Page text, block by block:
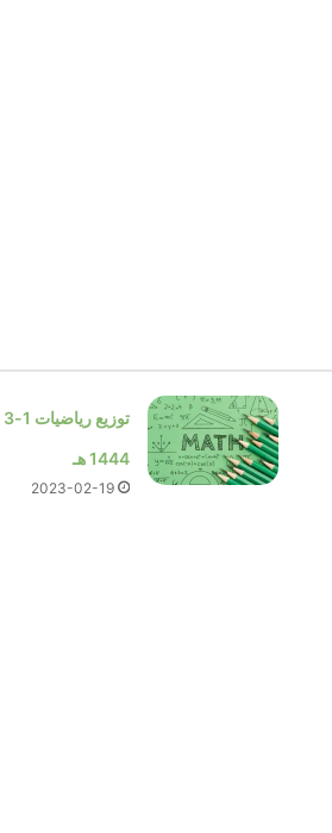
1444 هـ
2023-02-19